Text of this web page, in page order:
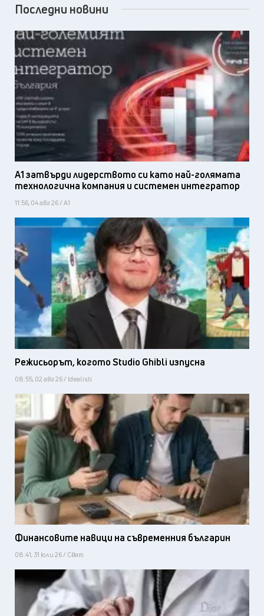
Последни новини
А1 затвърди лидерството си като най-голямата
технологична компания и системен интегратор
11:56, 04 авг 26 / А1
Режисьорът, когото Studio Ghibli изпусна
08:55, 02 авг 26 / Idealisti
Финансовите навици на съвременния българин
08:41, 31 юли 26 / Свят